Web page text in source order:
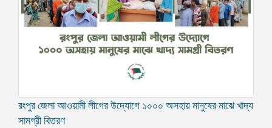
রংপুর জেলা আওয়ামী লীগের উদ্যোগে ১০০০ অসহায় মানুষের মাঝে খাদ্য
সামগ্রী বিতরণ